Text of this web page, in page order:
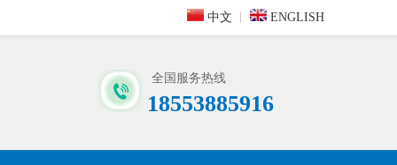
中文 ENGLISH
全国服务热线
18553885916